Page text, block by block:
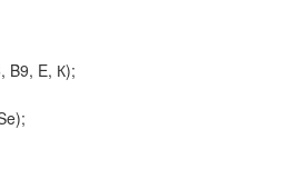
B9, E, К);